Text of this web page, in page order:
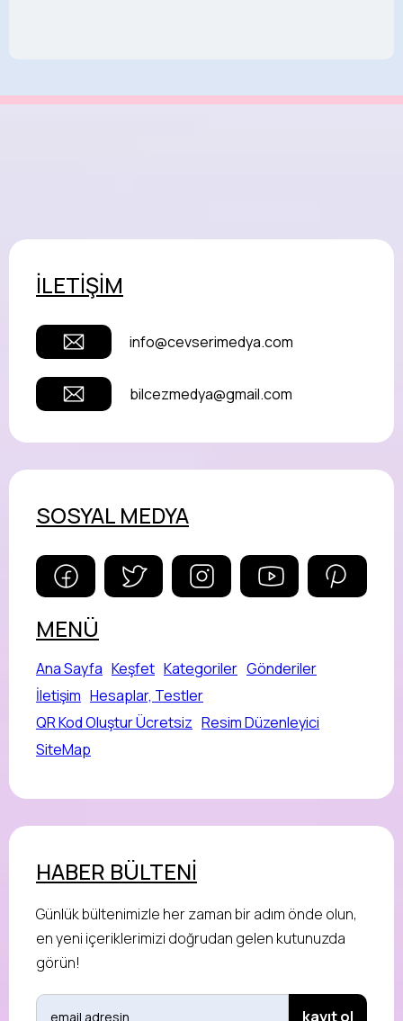
İLETİŞİM
info@cevserimedya.com
bilcezmedya@gmail.com
SOSYAL MEDYA
MENÜ
Ana Sayfa Keşfet Kategoriler Gönderiler
İletişim Hesaplar, Testler
QR Kod Oluştur Ücretsiz Resim Düzenleyici
SiteMap
HABER BÜLTENİ
Günlük bültenimizle her zaman bir adım önde olun,
en yeni içeriklerimizi doğrudan gelen kutunuzda
görün!